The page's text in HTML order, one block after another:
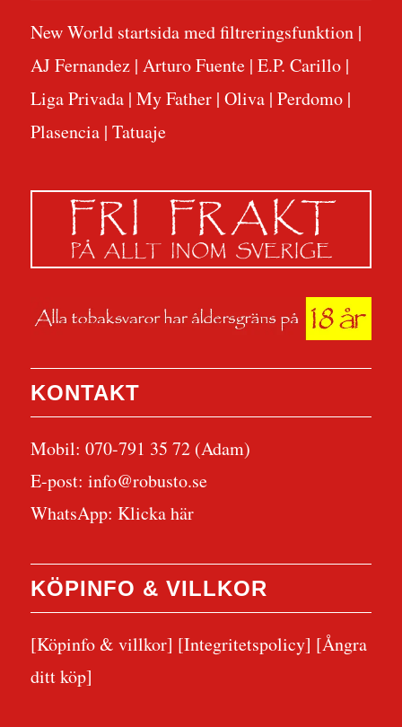
New World startsida med filtreringsfunktion|
AJ Fernandez| Arturo Fuente| E.P. Carillo|
Liga Privada| My Father| Oliva| Perdomo|
Plasencia| Tatuaje
KONTAKT
Mobil: 070-791 35 72 (Adam)
E-post: info@robusto.se
WhatsApp: Klicka här
KÖPINFO & VILLKOR
[Köpinfo & villkor] [Integritetspolicy] [Ångra
ditt köp]